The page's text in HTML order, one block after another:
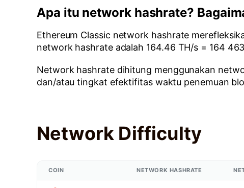
Apa itu network hashrate?
Ethereum Classic network hashrate
network hashrate adalah 164.46 TH/s = 164
Network hashrate dihitung menggunakan
dan/atau tingkat efektifitas waktu penemuan
Network Difficulty
COIN NETWORK HASHRATE